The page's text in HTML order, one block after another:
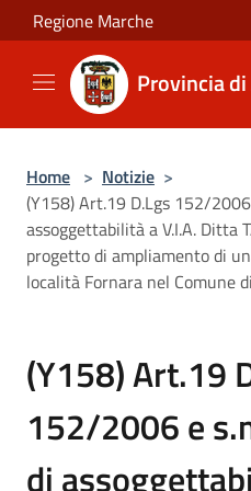
Salta al contenuto principale
Regione Marche
Provincia
Home > Notizie >
(Y158) Art.19 D.Lgs 152/
assoggettabilità a V.I.A. Ditta
progetto di ampliamento di
località Fornara nel Comune
(Y158) Art.19
152/2006 e
di